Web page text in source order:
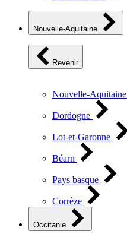
Nouvelle-Aquitaine
Revenir
Nouvelle-Aquitaine
Dordogne
Lot-et-Garonne
Béarn
Pays basque
Corrèze
Occitanie